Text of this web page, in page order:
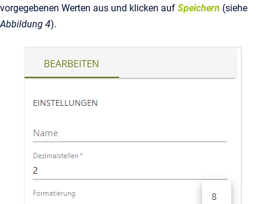
vorgegebenen Werten aus und klicken auf Speichern (siehe
Abbildung 4).